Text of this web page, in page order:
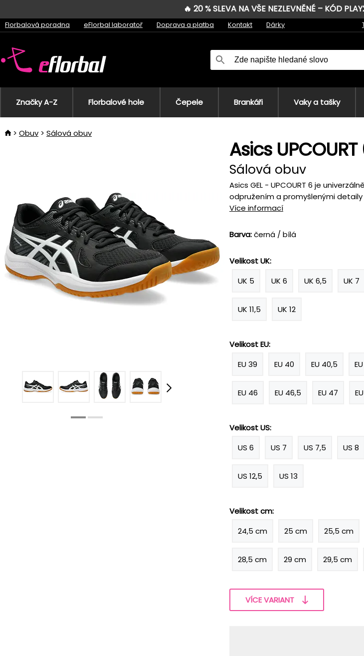
🔥 20 % SLEVA NA VŠE NEZLEVNĚNÉ – KÓD
Florbalová poradna eFlorbal laboratoř Doprava a platba Kontakt Dárky
Značky A-Z Florbalové hole Čepele Brankáři Vaky a tašky
Obuv Sálová obuv
Asics UPCOURT
Sálová obuv
Asics GEL - UPCOURT 6 je
odpružením a promyšlenými detaily
Více informací
Barva:černá / bílá
Velikost UK:
UK 5
UK 6 UK 6,5 UK 7
UK 11,5 UK 12
Velikost EU:
EU 39
EU 40 EU 40,5
EU 46 EU 46,5 EU 47
Velikost US:
US 6
US 7 US 7,5 US 8
US 12,5 US 13
Velikost cm:
24,5 cm
25 cm 25,5 cm
28,5 cm 29 cm 29,5 cm
VÍCE VARIANT